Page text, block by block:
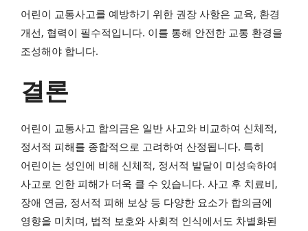
어린이 교통사고를 예방하기 위한 권장 사항은 교육, 환경
개선, 협력이 필수적입니다. 이를 통해 안전한 교통 환경을
조성해야 합니다.
결론
어린이 교통사고 합의금은 일반 사고와 비교하여 신체적,
정서적 피해를 종합적으로 고려하여 산정됩니다. 특히
어린이는 성인에 비해 신체적, 정서적 발달이 미성숙하여
사고로 인한 피해가 더욱 클 수 있습니다. 사고 후 치료비,
장애 연금, 정서적 피해 보상 등 다양한 요소가 합의금에
영향을 미치며, 법적 보호와 사회적 인식에서도 차별화된